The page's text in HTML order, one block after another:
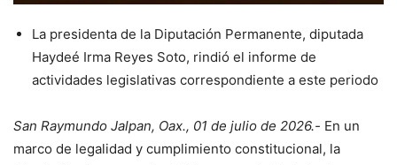
La presidenta de la Diputación Permanente, diputada
Haydeé Irma Reyes Soto, rindió el informe de
actividades legislativas correspondiente a este periodo
San Raymundo Jalpan, Oax., 01 de julio de 2026.- En un
marco de legalidad y cumplimiento constitucional, la